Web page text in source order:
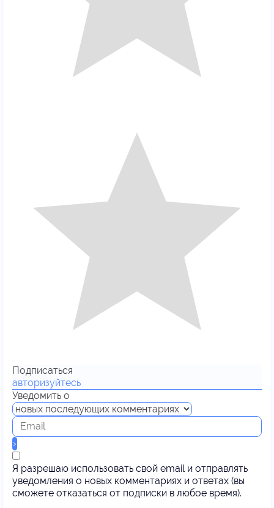
Подписаться
авторизуйтесь
Уведомить о
Я разрешаю использовать свой email и отправлять
уведомления о новых комментариях и ответах (вы
cможете отказаться от подписки в любое время).